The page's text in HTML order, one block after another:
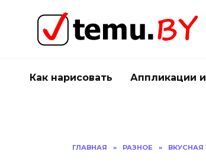
содержанию
Как нарисовать Аппликации
ГЛАВНАЯ » РАЗНОЕ » ВКУСНАЯ